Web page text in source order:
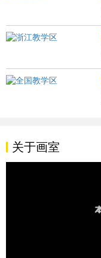
关于画室